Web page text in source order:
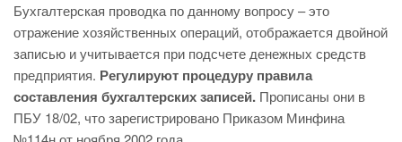
Бухгалтерская проводка по данному вопросу – это
отражение хозяйственных операций, отображается двойной
записью и учитывается при подсчете денежных средств
предприятия. Регулируют процедуру правила
составления бухгалтерских записей. Прописаны они в
ПБУ 18/02, что зарегистрировано Приказом Минфина